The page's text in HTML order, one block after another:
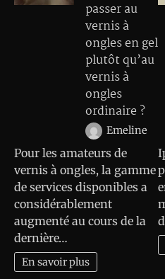
passer au
vernis à
ongles en gel
plutôt qu’au
vernis à
ongles
ordinaire ?
Emeline
Pour les amateurs de
vernis à ongles, la gamme
de services disponibles a
considérablement
augmenté au cours de la
dernière…
En savoir plus